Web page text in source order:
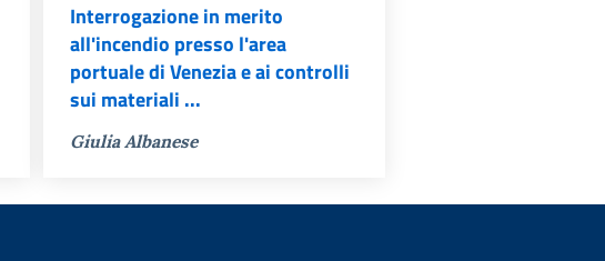
Interrogazione in merito
all'incendio presso l'area
portuale di Venezia e ai controlli
sui materiali ...
Giulia Albanese